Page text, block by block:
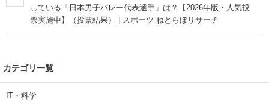
している「日本男子バレー代表選手」は？【2026年版・人気投
票実施中】（投票結果） | スポーツ ねとらぼリサーチ
カテゴリ一覧
IT・科学